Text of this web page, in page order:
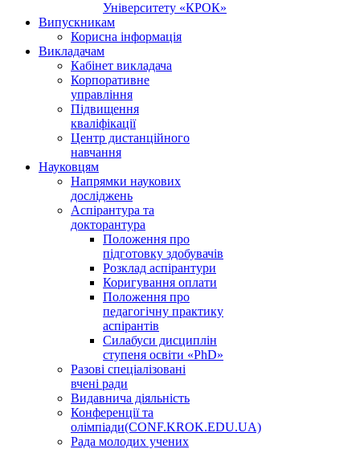
Університету «КРОК»
Випускникам
Корисна інформація
Викладачам
Кабінет викладача
Корпоративне
управління
Підвищення
кваліфікації
Центр дистанційного
навчання
Науковцям
Напрямки наукових
досліджень
Аспірантура та
докторантура
Положення про
підготовку здобувачів
Розклад аспірантури
Коригування оплати
Положення про
педагогічну практику
аспірантів
Силабуси дисциплін
ступеня освіти «PhD»
Разові спеціалізовані
вчені ради
Видавнича діяльність
Конференції та
олімпіади(CONF.KROK.EDU.UA)
Рада молодих учених